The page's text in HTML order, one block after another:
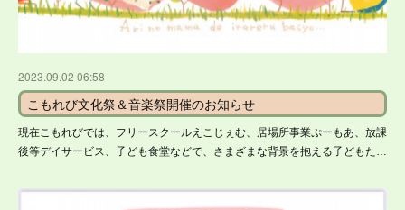
2023.09.02 06:58
こもれび文化祭＆音楽祭開催のお知らせ
現在こもれびでは、フリースクールえこじぇむ、居場所事業ぷーもあ、放課
後等デイサービス、子ども食堂などで、さまざまな背景を抱える子どもた…